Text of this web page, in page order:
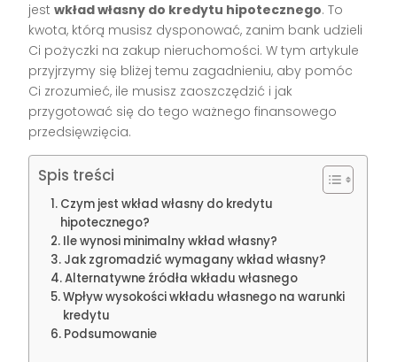
jestwkład własny do kredytu hipotecznego. To
kwota, którą musisz dysponować, zanim bank udzieli
Ci pożyczki na zakup nieruchomości. W tym artykule
przyjrzymy się bliżej temu zagadnieniu, aby pomóc
Ci zrozumieć, ile musisz zaoszczędzić i jak
przygotować się do tego ważnego finansowego
przedsięwzięcia.
Spis treści
Czym jest wkład własny do kredytu
hipotecznego?
Ile wynosi minimalny wkład własny?
Jak zgromadzić wymagany wkład własny?
Alternatywne źródła wkładu własnego
Wpływ wysokości wkładu własnego na warunki
kredytu
Podsumowanie